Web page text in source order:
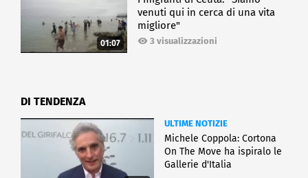
01:07
venuti qui in cerca di una vita
migliore"
3 visualizzazioni
DI TENDENZA
ULTIME NOTIZIE
Michele Coppola: Cortona
On The Move ha ispiralo le
Gallerie d'Italia